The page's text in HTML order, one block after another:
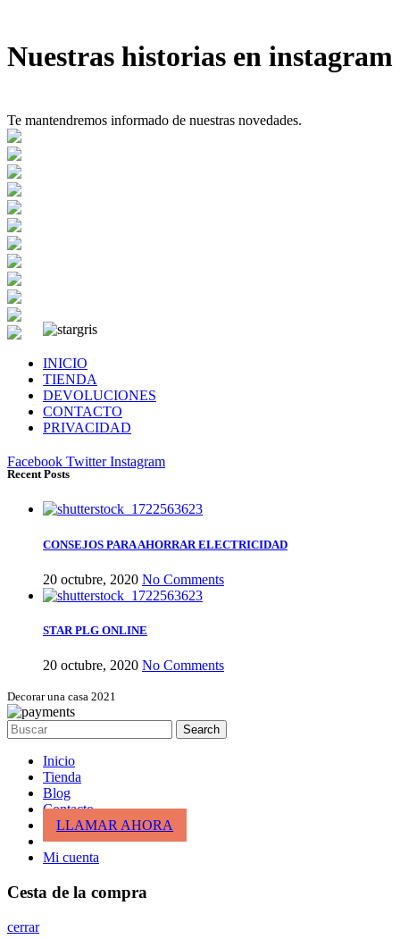
Nuestras historias en instagram
Te mantendremos informado de nuestras novedades.
INICIO
TIENDA
DEVOLUCIONES
CONTACTO
PRIVACIDAD
Facebook Twitter Instagram
Recent Posts
CONSEJOS PARA AHORRAR ELECTRICIDAD
20 octubre, 2020 No Comments
STAR PLG ONLINE
20 octubre, 2020 No Comments
Decorar una casa 2021
Search
Inicio
Tienda
Blog
Contacto
LLAMAR AHORA
Mi cuenta
Cesta de la compra
cerrar